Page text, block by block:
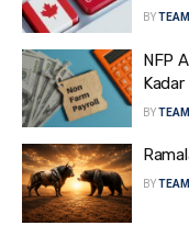
BY
NFP
BY
BY